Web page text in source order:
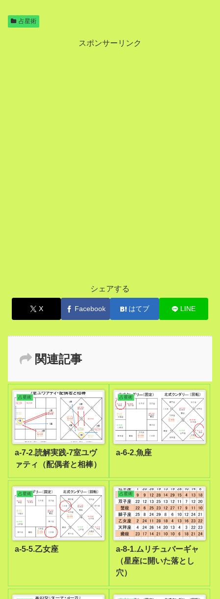
占星術
スポンサーリンク
シェアする
X Facebook はてブ LINE
関連記事
占星術
a-7-2.読解実践-7室ユヴ
ァティ（配偶者と相棒）
占星術
a-6-2.魚座
占星術
a-5-5.乙女座
占星術
a-8-1.ムリチュバーギャ
（星座に開いた落とし
穴）